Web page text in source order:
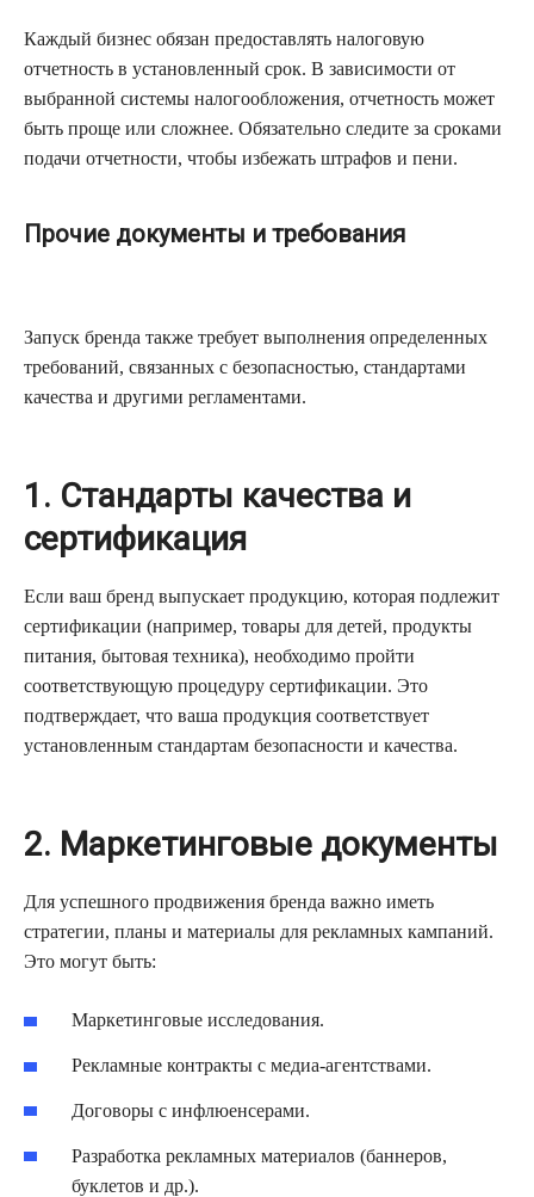
Каждый бизнес обязан предоставлять налоговую
отчетность в установленный срок. В зависимости от
выбранной системы налогообложения, отчетность может
быть проще или сложнее. Обязательно следите за сроками
подачи отчетности, чтобы избежать штрафов и пени.
Прочие документы и требования
Запуск бренда также требует выполнения определенных
требований, связанных с безопасностью, стандартами
качества и другими регламентами.
1. Стандарты качества и
сертификация
Если ваш бренд выпускает продукцию, которая подлежит
сертификации (например, товары для детей, продукты
питания, бытовая техника), необходимо пройти
соответствующую процедуру сертификации. Это
подтверждает, что ваша продукция соответствует
установленным стандартам безопасности и качества.
2. Маркетинговые документы
Для успешного продвижения бренда важно иметь
стратегии, планы и материалы для рекламных кампаний.
Это могут быть:
Маркетинговые исследования.
Рекламные контракты с медиа-агентствами.
Договоры с инфлюенсерами.
Разработка рекламных материалов (баннеров,
буклетов и др.).